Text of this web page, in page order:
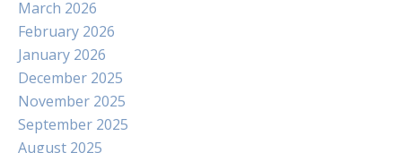
March 2026
February 2026
January 2026
December 2025
November 2025
September 2025
August 2025